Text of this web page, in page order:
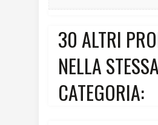
30 ALTRI
NELLA STESSA
CATEGORIA: